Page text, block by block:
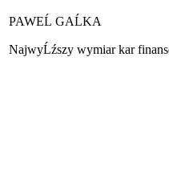
PAWEĹ GAĹKA
NajwyĹźszy wymiar kar